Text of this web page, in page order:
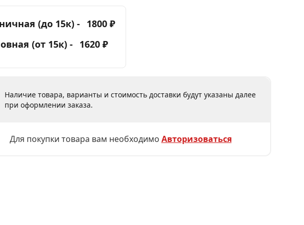
(до 15к) - 1800 ₽
(от 15к) - 1620 ₽
Наличие товара, варианты и стоимость доставки будут указаны далее
при оформлении заказа.
Для покупки товара вам необходимо Авторизоваться